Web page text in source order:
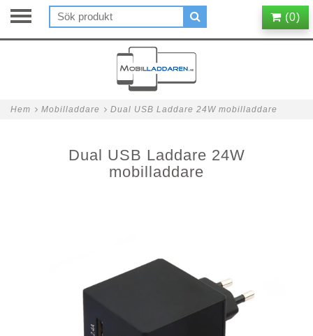
Hem Mobilladdare Dual USB Laddare 24W mobilladdare
Dual USB Laddare 24W
mobilladdare
(0)